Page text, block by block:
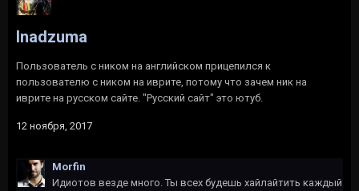
Inadzuma
Пользователь с ником на английском прицепился к
пользователю с ником на иврите, потому что зачем ник на
иврите на русском сайте. "Русский сайт" это ютуб.
12 ноября, 2017
Morfin
Идиотов везде много. Ты всех будешь хайлайтить каждый